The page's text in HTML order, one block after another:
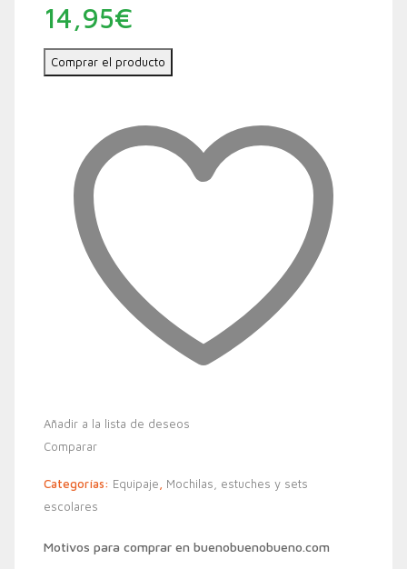
14,95€
Comprar el producto
Añadir a la lista de deseos
Comparar
Categorías: Equipaje
Mochilas, estuches y sets
escolares
Motivos para comprar en buenobuenobueno.com